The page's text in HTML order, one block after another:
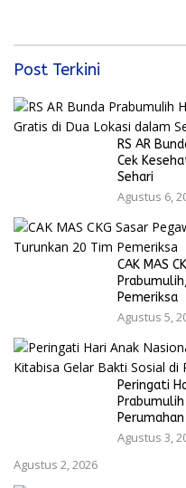
Post Terkini
RS AR
Cek
Sehari
Agustus 6,
CAK MAS
Pemeriksa
Agustus 5,
Peringati
Agustus 3,
Agustus 2, 2026